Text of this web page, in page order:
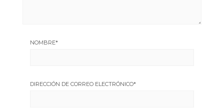
NOMBRE*
DIRECCIÓN DE CORREO ELECTRÓNICO*